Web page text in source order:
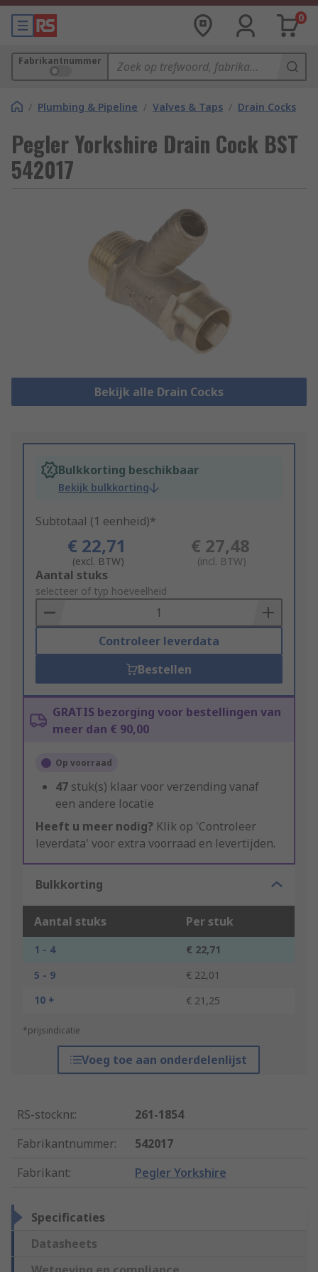
0
Fabrikantnummer
/ Plumbing & Pipeline / Valves & Taps / Drain Cocks
Pegler Yorkshire Drain Cock BST
542017
Bekijk alle Drain Cocks
Bulkkorting beschikbaar
Bekijk bulkkorting
Subtotaal (1 eenheid)*
€ 22,71
(excl. BTW)
€ 27,48
(incl. BTW)
Add
to
Basket
Aantal stuks
selecteer of typ hoeveelheid
Controleer leverdata
Bestellen
GRATIS bezorging voor bestellingen van
meer dan € 90,00
Op voorraad
47 stuk(s) klaar voor verzending vanaf
een andere locatie
Heeft u meer nodig? Klik op 'Controleer
leverdata' voor extra voorraad en levertijden.
Bulkkorting
Aantal stuks Per stuk
1 - 4
€ 22,71
5 - 9
€ 22,01
10 +
€ 21,25
*prijsindicatie
Voeg toe aan onderdelenlijst
RS-stocknr.:
261-1854
Fabrikantnummer:
542017
Fabrikant: Pegler Yorkshire
Specificaties
Datasheets